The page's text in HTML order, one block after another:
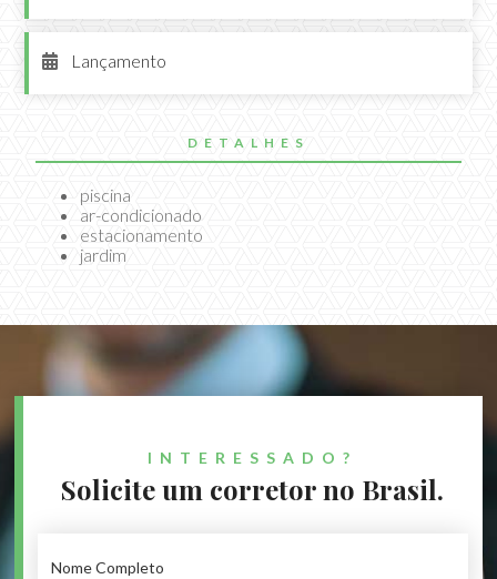
 Lançamento
DETALHES
piscina
ar-condicionado
estacionamento
jardim
INTERESSADO?
Solicite um corretor no Brasil.